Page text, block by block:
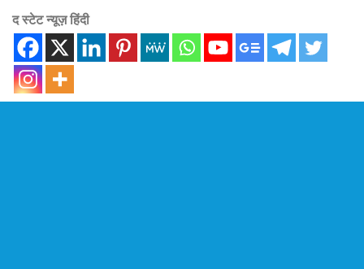
द स्टेट न्यूज़ हिंदी